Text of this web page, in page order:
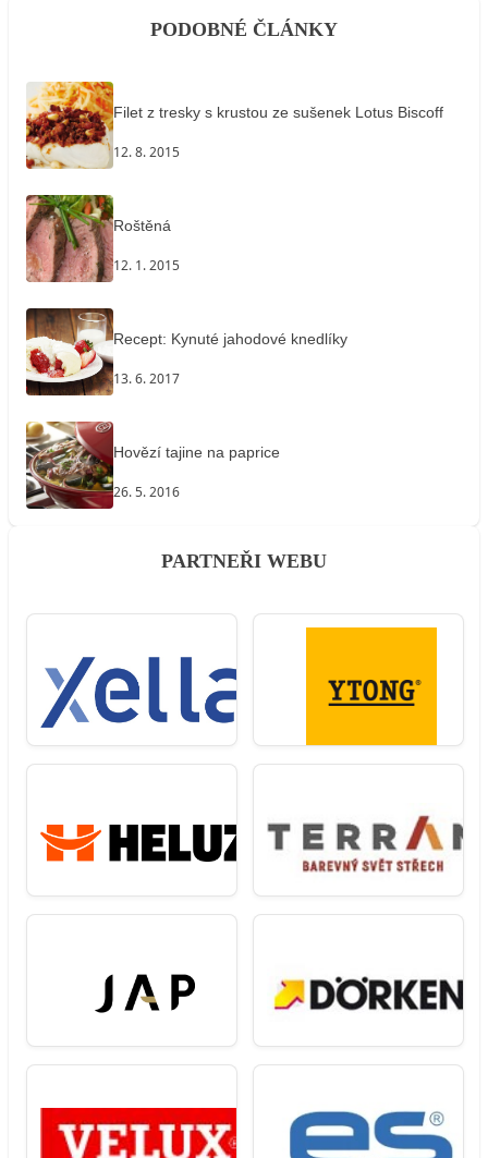
PODOBNÉ ČLÁNKY
Filet z tresky s krustou ze sušenek Lotus Biscoff
12. 8. 2015
Roštěná
12. 1. 2015
Recept: Kynuté jahodové knedlíky
13. 6. 2017
Hovězí tajine na paprice
26. 5. 2016
PARTNEŘI WEBU